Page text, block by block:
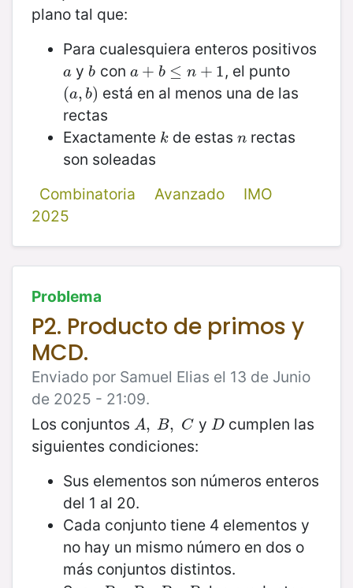
plano tal que:
Para cualesquiera enteros positivos
a
a yb
b con a + b ≤ n + 1
a+b ≤ n+1
, el punto
(a, b)
(a,b) está en al menos una de las
rectas
Exactamente k
k de estasn
n rectas
son soleadas
Combinatoria
Avanzado
IMO
2025
Problema
P2. Producto de primos y
MCD.
Enviado por Samuel Elias el 13 de Junio
de 2025 - 21:09.
Los conjuntos A, B, C
A, B, C y D
Dcumplen las
siguientes condiciones:
Sus elementos son números enteros
del 1 al 20.
Cada conjunto tiene 4 elementos y
no hay un mismo número en dos o
más conjuntos distintos.